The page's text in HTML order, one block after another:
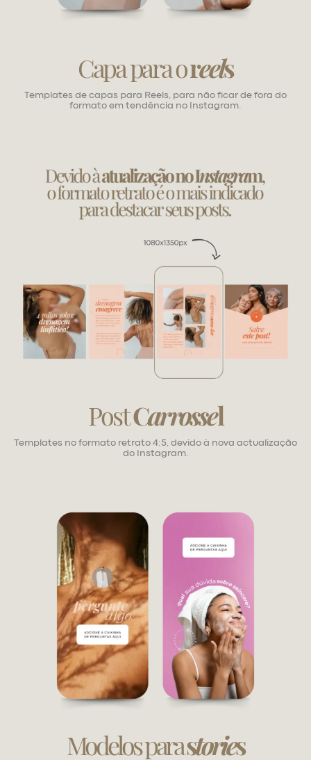
Capa para oreels
Templates de capas para Reels, para não ficar de fora do
formato em tendência no Instagram.
PostCarrossel
Templates no formato retrato 4:5, devido à nova actualização
do Instagram.
Modelos parastories